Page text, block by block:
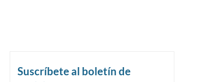
Suscríbete al boletín de